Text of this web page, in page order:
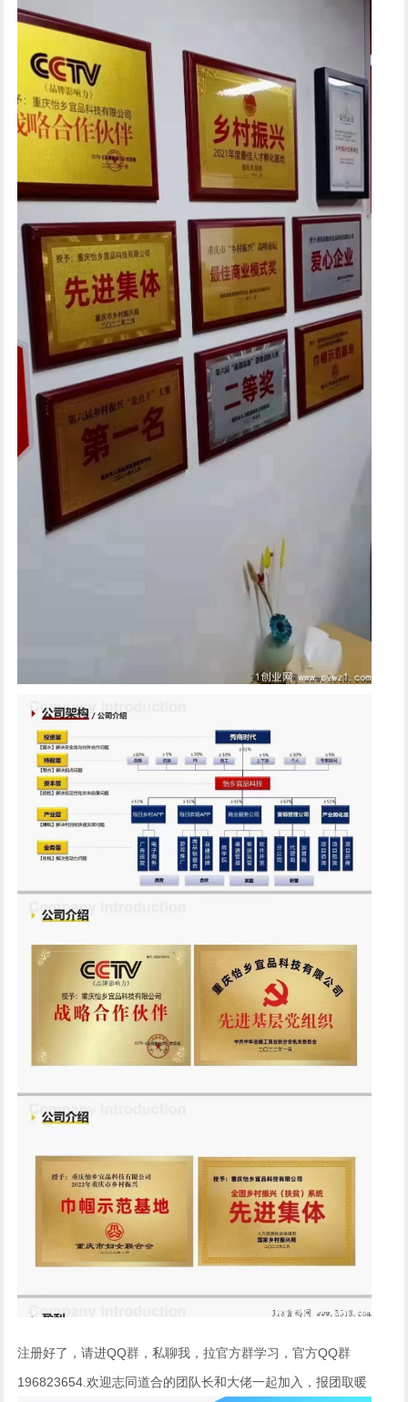
注册好了，请进QQ群，私聊我，拉官方群学习，官方QQ群
196823654.欢迎志同道合的团队长和大佬一起加入，报团取暖